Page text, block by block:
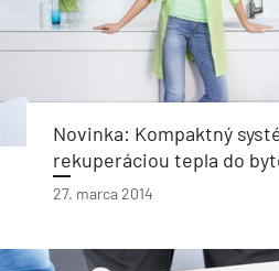
Novinka: Kompaktný
rekuperáciou tepla do
27. marca 2014